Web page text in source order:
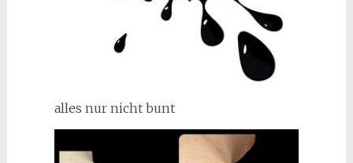
alles nur nicht bunt